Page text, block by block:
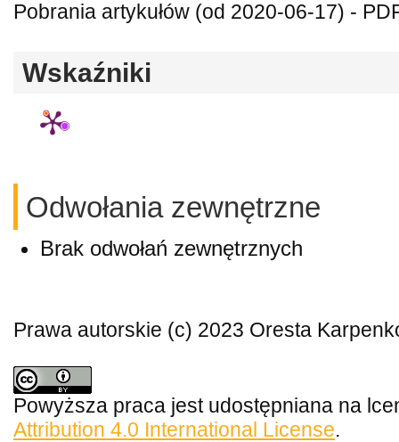
Pobrania artykułów (od 2020-06-17) -
Wskaźniki
Odwołania zewnętrzne
Brak odwołań zewnętrznych
Prawa autorskie (c) 2023 Oresta
Powyższa praca jest udostępniana na
Attribution 4.0 International License.